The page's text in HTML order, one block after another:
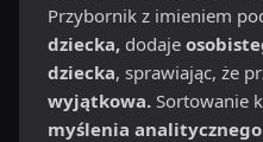
Przybornik z imieniem
dziecka, dodaje
dziecka, sprawiając, że
wyjątkowa. Sortowanie
myślenia